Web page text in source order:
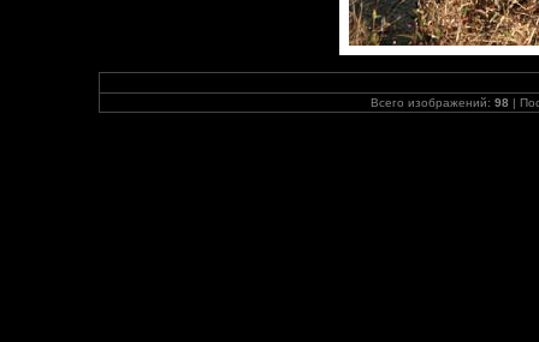
Всего изображений: 98 |